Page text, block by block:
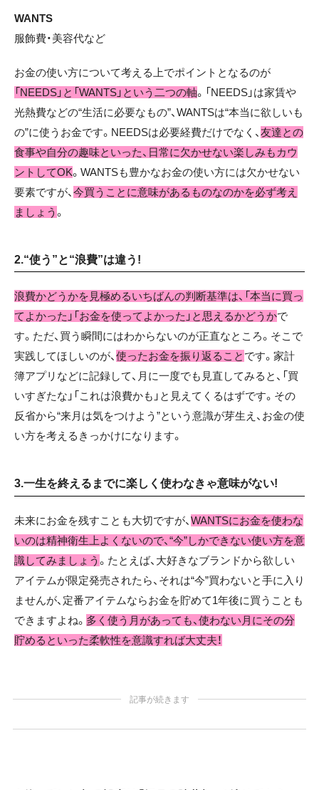
WANTS
服飾費・美容代など
お金の使い方について考える上でポイントとなるのが
「NEEDS」と「WANTS」という二つの軸。「NEEDS」は家賃や
光熱費などの“生活に必要なもの”、WANTSは“本当に欲しいも
の”に使うお金です。NEEDSは必要経費だけでなく、 友達との
食事や自分の趣味といった、日常に欠かせない楽しみもカウ
ントしてOK。WANTSも豊かなお金の使い方には欠かせない
要素ですが、 今買うことに意味があるものなのかを必ず考え
ましょう 。
2.“使う”と“浪費”は違う!
浪費かどうかを見極めるいちばんの判断基準は、「本当に買っ
てよかった」「お金を使ってよかった」と思えるかどうかで
す。ただ、買う瞬間にはわからないのが正直なところ。そこで
実践してほしいのが、 使ったお金を振り返ること です。家計
簿アプリなどに記録して、月に一度でも見直してみると、「買
いすぎたな」「これは浪費かも」と見えてくるはずです。その
反省から“来月は気をつけよう”という意識が芽生え、お金の使
い方を考えるきっかけになります。
3.一生を終えるまでに楽しく使わなきゃ意味がない!
未来にお金を残すことも大切ですが、 WANTSにお金を使わな
いのは精神衛生上よくないので、“今”しかできない使い方を意
識してみましょう 。たとえば、大好きなブランドから欲しい
アイテムが限定発売されたら、それは“今”買わないと手に入り
ませんが、定番アイテムならお金を貯めて1年後に買うことも
できますよね。 多く使う月があっても、使わない月にその分
貯めるといった柔軟性を意識すれば大丈夫！
記事が続きます